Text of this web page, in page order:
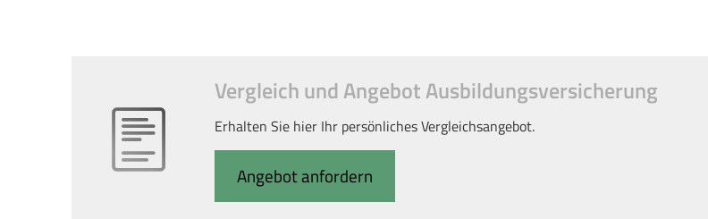
Vergleich und Angebot Aus­bil­dungs­ver­si­che­rung
Erhalten Sie hier Ihr persönliches Vergleichsangebot.
An­ge­bot an­for­dern